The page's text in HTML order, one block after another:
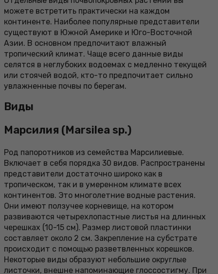
можете встретить практически на каждом
континенте. Наиболее популярные представители
существуют в Южной Америке и Юго-Восточной
Азии. В основном предпочитают влажный
тропический климат. Чаще всего данные виды
селятся в неглубоких водоемах с медленно текущей
или стоячей водой, кто-то предпочитает сильно
увлажненные почвы по берегам.
Виды
Марсилия (Marsilea sp.)
Род папоротников из семейства Марсилиевые.
Включает в себя порядка 30 видов. Распространены
представители достаточно широко как в
тропическом, так и в умеренном климате всех
континентов. Это многолетние водные растения.
Они имеют ползучее корневище, на котором
развиваются четырехлопастные листья на длинных
черешках (10-15 см). Размер листовой пластинки
составляет около 2 см. Закрепление на субстрате
происходит с помощью разветвленных корешков.
Некоторые виды образуют небольшие округлые
листочки, внешне напоминающие глоссостигму. При